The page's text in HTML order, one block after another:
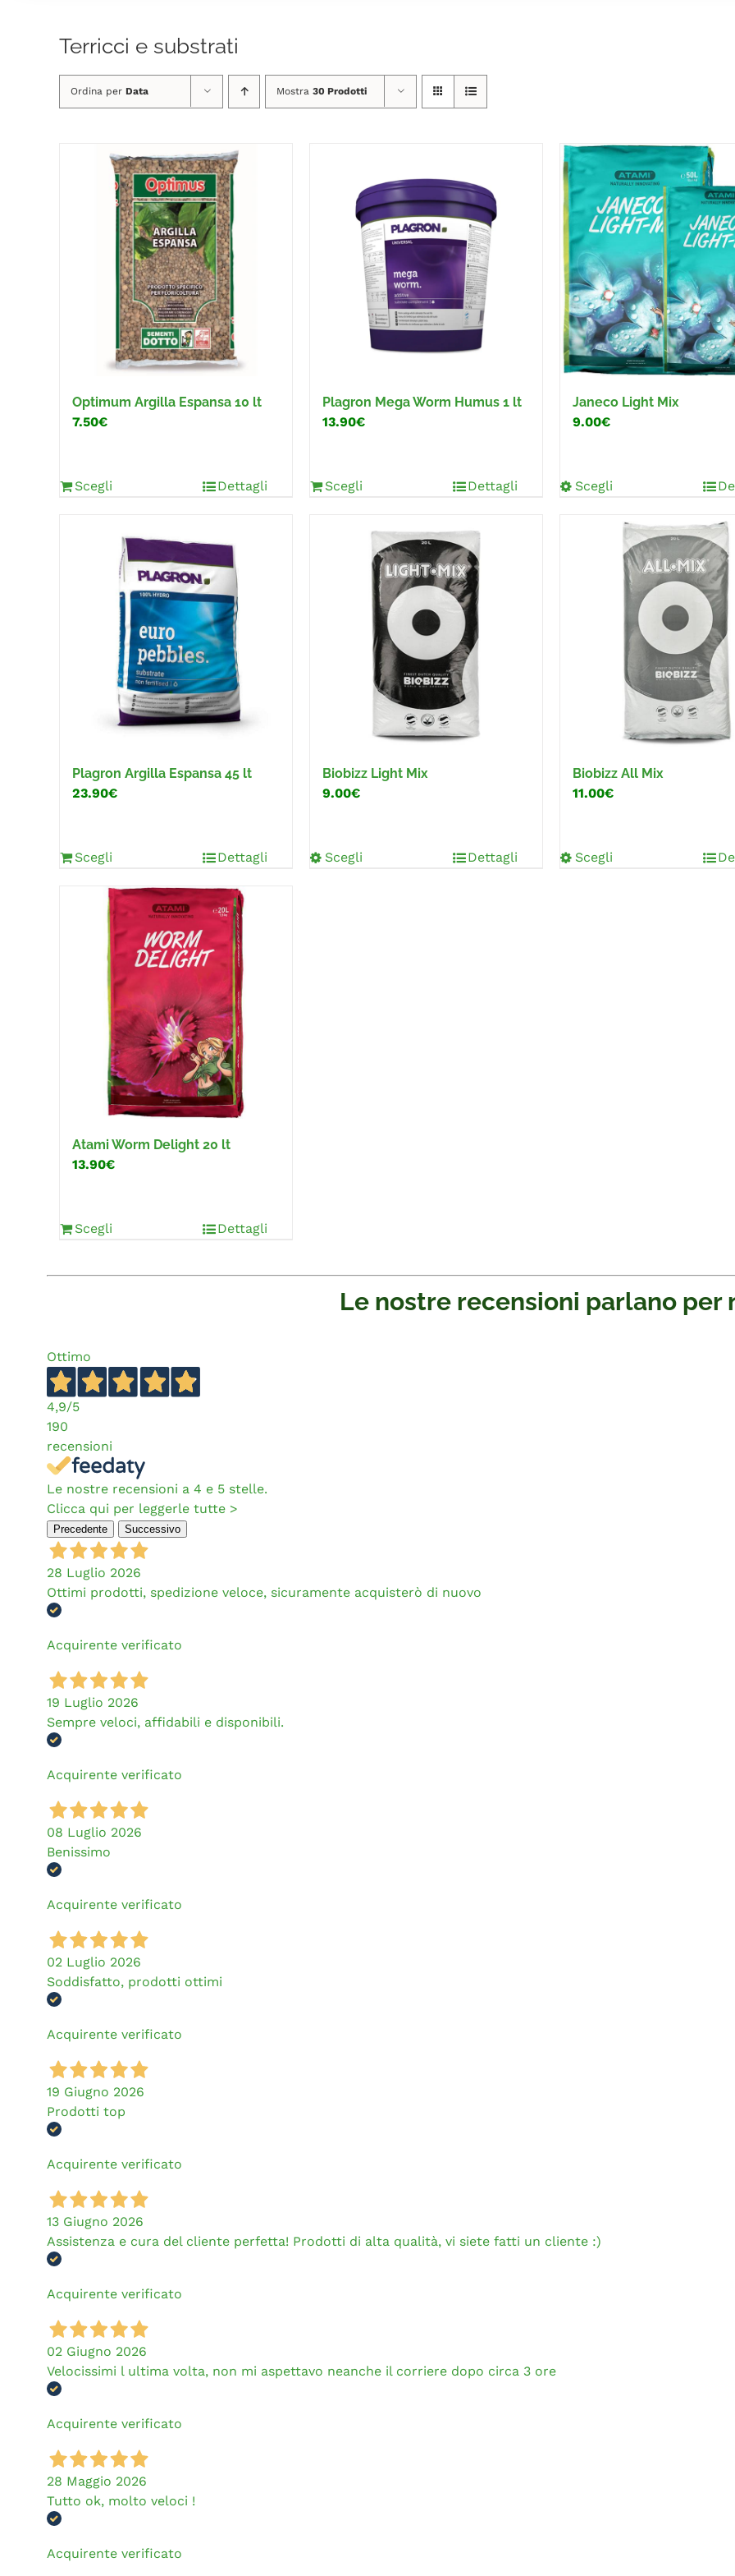
Terricci e substrati
Ordina per Data Mostra 30 Prodotti
Optimum Argilla Espansa 10 lt
7.50€
Scegli Dettagli
Plagron Mega Worm Humus 1 lt
13.90€
Scegli Dettagli
Janeco Light Mix
9.00€
Scegli
Plagron Argilla Espansa 45 lt
23.90€
Scegli Dettagli
Biobizz Light Mix
9.00€
Scegli Dettagli
Biobizz All Mix
11.00€
Scegli
Atami Worm Delight 20 lt
13.90€
Scegli Dettagli
Le nostre recensioni parlano per
Ottimo
4,9/5
190
recensioni
Le nostre recensioni a 4 e 5 stelle.
Clicca qui per leggerle tutte >
Precedente Successivo
28 Luglio 2026
Ottimi prodotti, spedizione veloce, sicuramente acquisterò di nuovo
Acquirente verificato
19 Luglio 2026
Sempre veloci, affidabili e disponibili.
Acquirente verificato
08 Luglio 2026
Benissimo
Acquirente verificato
02 Luglio 2026
Soddisfatto, prodotti ottimi
Acquirente verificato
19 Giugno 2026
Prodotti top
Acquirente verificato
13 Giugno 2026
Assistenza e cura del cliente perfetta! Prodotti di alta qualità, vi siete fatti un cliente :)
Acquirente verificato
02 Giugno 2026
Velocissimi l ultima volta, non mi aspettavo neanche il corriere dopo circa 3 ore
Acquirente verificato
28 Maggio 2026
Tutto ok, molto veloci !
Acquirente verificato